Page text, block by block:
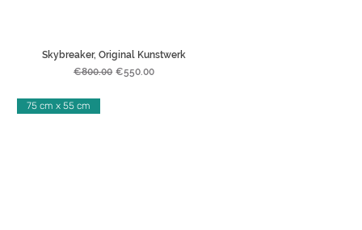
Skybreaker, Original Kunstwerk
Regular Price
€800.00 Sale Price
€550.00
75 cm x 55 cm